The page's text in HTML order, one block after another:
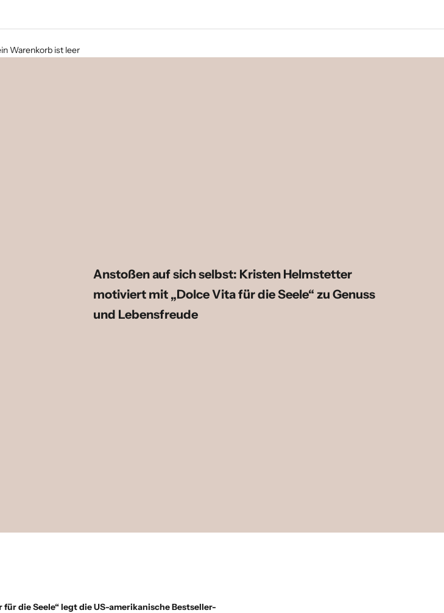
Warenkorb ist leer
Anstoßen auf sich selbst: Kristen Helmstetter
motiviert mit „Dolce Vita für die Seele“ zu Genuss
und Lebensfreude
die Seele“ legt die US-amerikanische Bestseller-